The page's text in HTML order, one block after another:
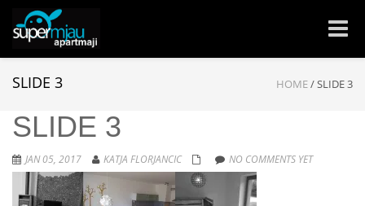
Toggle
SLIDE 3 HOME/SLIDE 3
SLIDE 3
JAN 05, 2017 KATJA FLORJANCIC NO COMMENTS YET